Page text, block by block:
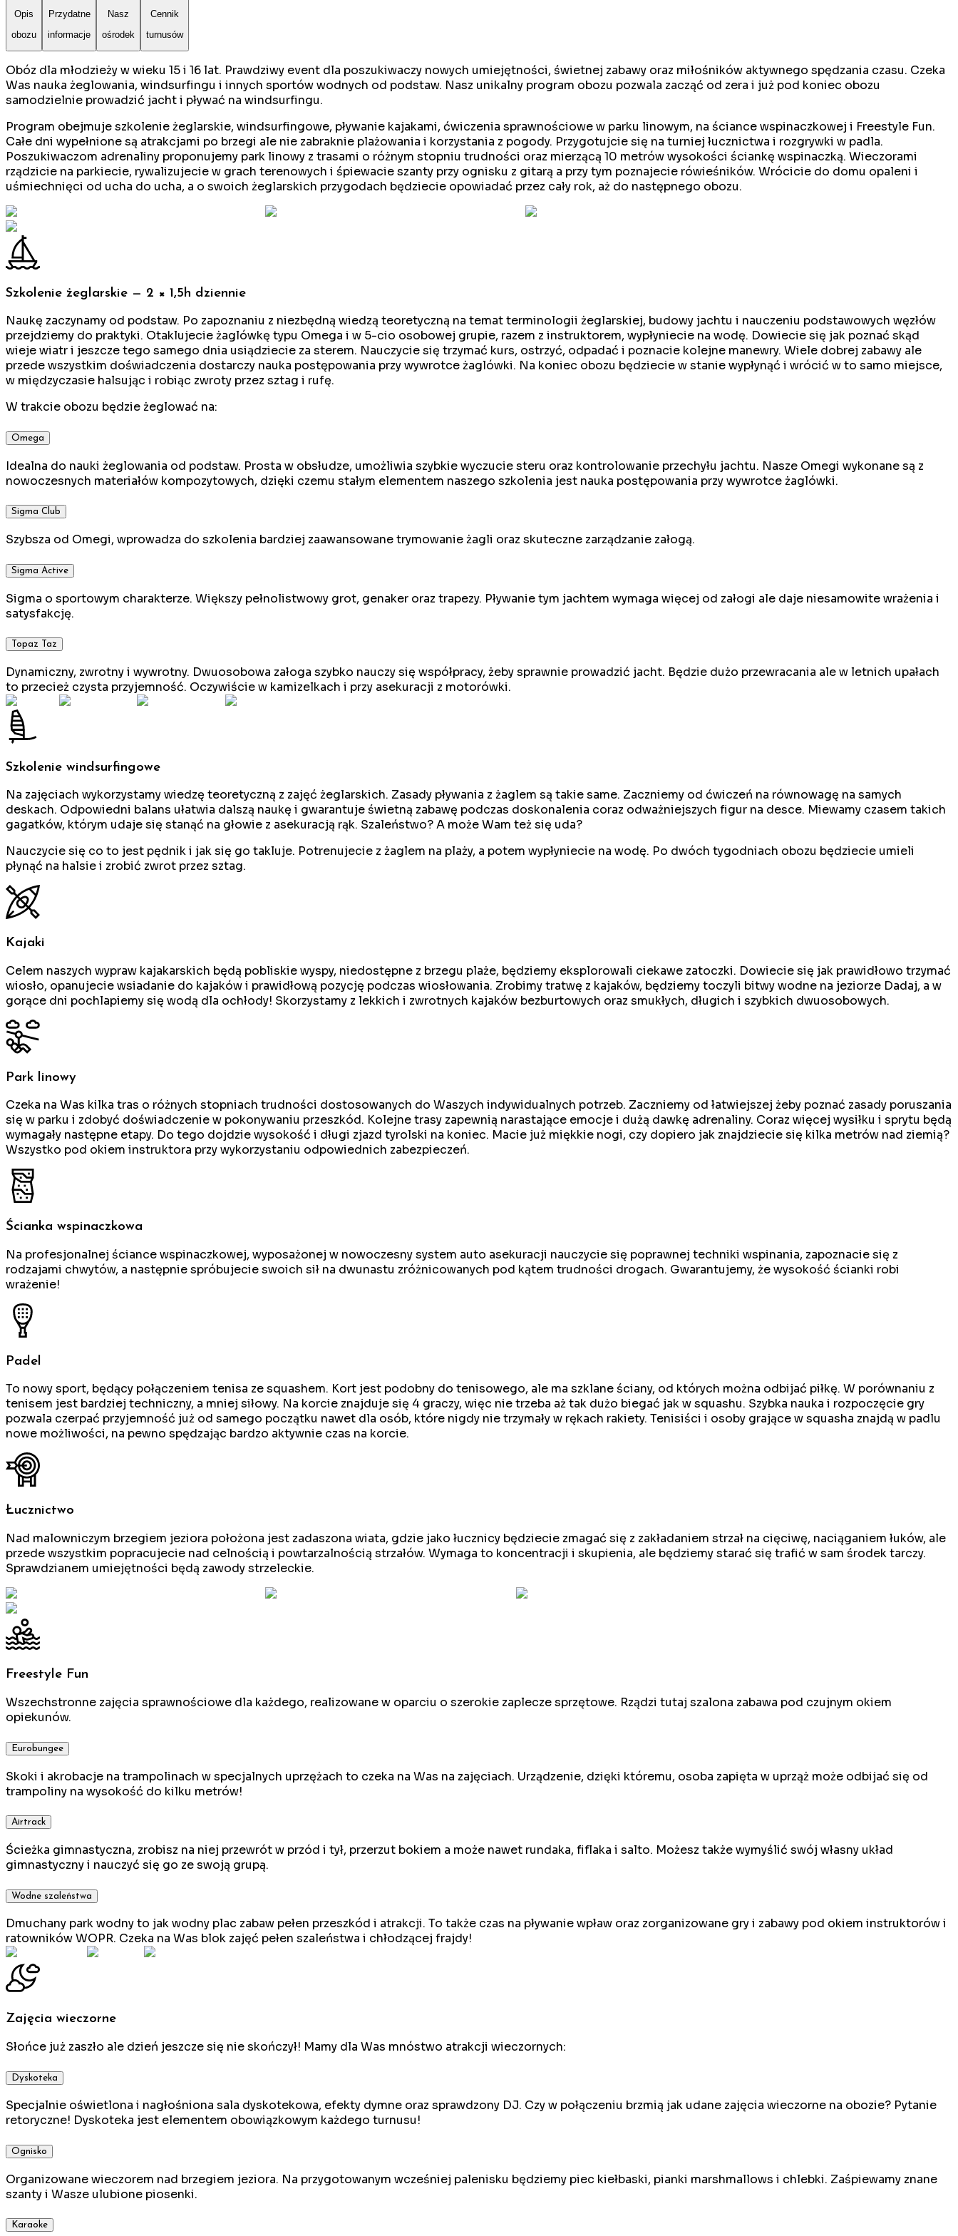
Opis
obozu
Przydatne
informacje
Nasz
ośrodek
Cennik
turnusów
Obóz dla młodzieży w wieku 15 i 16 lat. Prawdziwy event dla poszukiwaczy nowych umiejętności, świetnej zabawy oraz miłośników aktywnego spędzania czasu. Czeka
Was nauka żeglowania, windsurfingu i innych sportów wodnych od podstaw. Nasz unikalny program obozu pozwala zacząć od zera i już pod koniec obozu
samodzielnie prowadzić jacht i pływać na windsurfingu.
Program obejmuje szkolenie żeglarskie, windsurfingowe, pływanie kajakami, ćwiczenia sprawnościowe w parku linowym, na ściance wspinaczkowej i Freestyle Fun.
Całe dni wypełnione są atrakcjami po brzegi ale nie zabraknie plażowania i korzystania z pogody. Przygotujcie się na turniej łucznictwa i rozgrywki w padla.
Poszukiwaczom adrenaliny proponujemy park linowy z trasami o różnym stopniu trudności oraz mierzącą 10 metrów wysokości ściankę wspinaczką. Wieczorami
rządzicie na parkiecie, rywalizujecie w grach terenowych i śpiewacie szanty przy ognisku z gitarą a przy tym poznajecie rówieśników. Wrócicie do domu opaleni i
uśmiechnięci od ucha do ucha, a o swoich żeglarskich przygodach będziecie opowiadać przez cały rok, aż do następnego obozu.
Szkolenie żeglarskie — 2 × 1,5h dziennie
Naukę zaczynamy od podstaw. Po zapoznaniu z niezbędną wiedzą teoretyczną na temat terminologii żeglarskiej, budowy jachtu i nauczeniu podstawowych węzłów
przejdziemy do praktyki. Otaklujecie żaglówkę typu Omega i w 5-cio osobowej grupie, razem z instruktorem, wypłyniecie na wodę. Dowiecie się jak poznać skąd
wieje wiatr i jeszcze tego samego dnia usiądziecie za sterem. Nauczycie się trzymać kurs, ostrzyć, odpadać i poznacie kolejne manewry. Wiele dobrej zabawy ale
przede wszystkim doświadczenia dostarczy nauka postępowania przy wywrotce żaglówki. Na koniec obozu będziecie w stanie wypłynąć i wrócić w to samo miejsce,
w międzyczasie halsując i robiąc zwroty przez sztag i rufę.
W trakcie obozu będzie żeglować na:
Omega
Idealna do nauki żeglowania od podstaw. Prosta w obsłudze, umożliwia szybkie wyczucie steru oraz kontrolowanie przechyłu jachtu. Nasze Omegi wykonane są z
nowoczesnych materiałów kompozytowych, dzięki czemu stałym elementem naszego szkolenia jest nauka postępowania przy wywrotce żaglówki.
Sigma Club
Szybsza od Omegi, wprowadza do szkolenia bardziej zaawansowane trymowanie żagli oraz skuteczne zarządzanie załogą.
Sigma Active
Sigma o sportowym charakterze. Większy pełnolistwowy grot, genaker oraz trapezy. Pływanie tym jachtem wymaga więcej od załogi ale daje niesamowite wrażenia i
satysfakcję.
Topaz Taz
Dynamiczny, zwrotny i wywrotny. Dwuosobowa załoga szybko nauczy się współpracy, żeby sprawnie prowadzić jacht. Będzie dużo przewracania ale w letnich upałach
to przecież czysta przyjemność. Oczywiście w kamizelkach i przy asekuracji z motorówki.
Szkolenie windsurfingowe
Na zajęciach wykorzystamy wiedzę teoretyczną z zajęć żeglarskich. Zasady pływania z żaglem są takie same. Zaczniemy od ćwiczeń na równowagę na samych
deskach. Odpowiedni balans ułatwia dalszą naukę i gwarantuje świetną zabawę podczas doskonalenia coraz odważniejszych figur na desce. Miewamy czasem takich
gagatków, którym udaje się stanąć na głowie z asekuracją rąk. Szaleństwo? A może Wam też się uda?
Nauczycie się co to jest pędnik i jak się go takluje. Potrenujecie z żaglem na plaży, a potem wypłyniecie na wodę. Po dwóch tygodniach obozu będziecie umieli
płynąć na halsie i zrobić zwrot przez sztag.
Kajaki
Celem naszych wypraw kajakarskich będą pobliskie wyspy, niedostępne z brzegu plaże, będziemy eksplorowali ciekawe zatoczki. Dowiecie się jak prawidłowo trzymać
wiosło, opanujecie wsiadanie do kajaków i prawidłową pozycję podczas wiosłowania. Zrobimy tratwę z kajaków, będziemy toczyli bitwy wodne na jeziorze Dadaj, a w
gorące dni pochlapiemy się wodą dla ochłody! Skorzystamy z lekkich i zwrotnych kajaków bezburtowych oraz smukłych, długich i szybkich dwuosobowych.
Park linowy
Czeka na Was kilka tras o różnych stopniach trudności dostosowanych do Waszych indywidualnych potrzeb. Zaczniemy od łatwiejszej żeby poznać zasady poruszania
się w parku i zdobyć doświadczenie w pokonywaniu przeszkód. Kolejne trasy zapewnią narastające emocje i dużą dawkę adrenaliny. Coraz więcej wysiłku i sprytu będą
wymagały następne etapy. Do tego dojdzie wysokość i długi zjazd tyrolski na koniec. Macie już miękkie nogi, czy dopiero jak znajdziecie się kilka metrów nad ziemią?
Wszystko pod okiem instruktora przy wykorzystaniu odpowiednich zabezpieczeń.
Ścianka wspinaczkowa
Na profesjonalnej ściance wspinaczkowej, wyposażonej w nowoczesny system auto asekuracji nauczycie się poprawnej techniki wspinania, zapoznacie się z
rodzajami chwytów, a następnie spróbujecie swoich sił na dwunastu zróżnicowanych pod kątem trudności drogach. Gwarantujemy, że wysokość ścianki robi
wrażenie!
Padel
To nowy sport, będący połączeniem tenisa ze squashem. Kort jest podobny do tenisowego, ale ma szklane ściany, od których można odbijać piłkę. W porównaniu z
tenisem jest bardziej techniczny, a mniej siłowy. Na korcie znajduje się 4 graczy, więc nie trzeba aż tak dużo biegać jak w squashu. Szybka nauka i rozpoczęcie gry
pozwala czerpać przyjemność już od samego początku nawet dla osób, które nigdy nie trzymały w rękach rakiety. Tenisiści i osoby grające w squasha znajdą w padlu
nowe możliwości, na pewno spędzając bardzo aktywnie czas na korcie.
Łucznictwo
Nad malowniczym brzegiem jeziora położona jest zadaszona wiata, gdzie jako łucznicy będziecie zmagać się z zakładaniem strzał na cięciwę, naciąganiem łuków, ale
przede wszystkim popracujecie nad celnością i powtarzalnością strzałów. Wymaga to koncentracji i skupienia, ale będziemy starać się trafić w sam środek tarczy.
Sprawdzianem umiejętności będą zawody strzeleckie.
Freestyle Fun
Wszechstronne zajęcia sprawnościowe dla każdego, realizowane w oparciu o szerokie zaplecze sprzętowe. Rządzi tutaj szalona zabawa pod czujnym okiem
opiekunów.
Eurobungee
Skoki i akrobacje na trampolinach w specjalnych uprzężach to czeka na Was na zajęciach. Urządzenie, dzięki któremu, osoba zapięta w uprząż może odbijać się od
trampoliny na wysokość do kilku metrów!
Airtrack
Ścieżka gimnastyczna, zrobisz na niej przewrót w przód i tył, przerzut bokiem a może nawet rundaka, fiflaka i salto. Możesz także wymyślić swój własny układ
gimnastyczny i nauczyć się go ze swoją grupą.
Wodne szaleństwa
Dmuchany park wodny to jak wodny plac zabaw pełen przeszkód i atrakcji. To także czas na pływanie wpław oraz zorganizowane gry i zabawy pod okiem instruktorów i
ratowników WOPR. Czeka na Was blok zajęć pełen szaleństwa i chłodzącej frajdy!
Zajęcia wieczorne
Słońce już zaszło ale dzień jeszcze się nie skończył! Mamy dla Was mnóstwo atrakcji wieczornych:
Dyskoteka
Specjalnie oświetlona i nagłośniona sala dyskotekowa, efekty dymne oraz sprawdzony DJ. Czy w połączeniu brzmią jak udane zajęcia wieczorne na obozie? Pytanie
retoryczne! Dyskoteka jest elementem obowiązkowym każdego turnusu!
Ognisko
Organizowane wieczorem nad brzegiem jeziora. Na przygotowanym wcześniej palenisku będziemy piec kiełbaski, pianki marshmallows i chlebki. Zaśpiewamy znane
szanty i Wasze ulubione piosenki.
Karaoke